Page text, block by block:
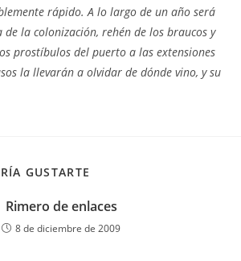
rápido. A lo largo de un año será
la colonización, rehén de los braucos y
prostíbulos del puerto a las extensiones
la llevarán a olvidar de dónde vino, y su
GUSTARTE
Rimero de enlaces
8 de diciembre de 2009